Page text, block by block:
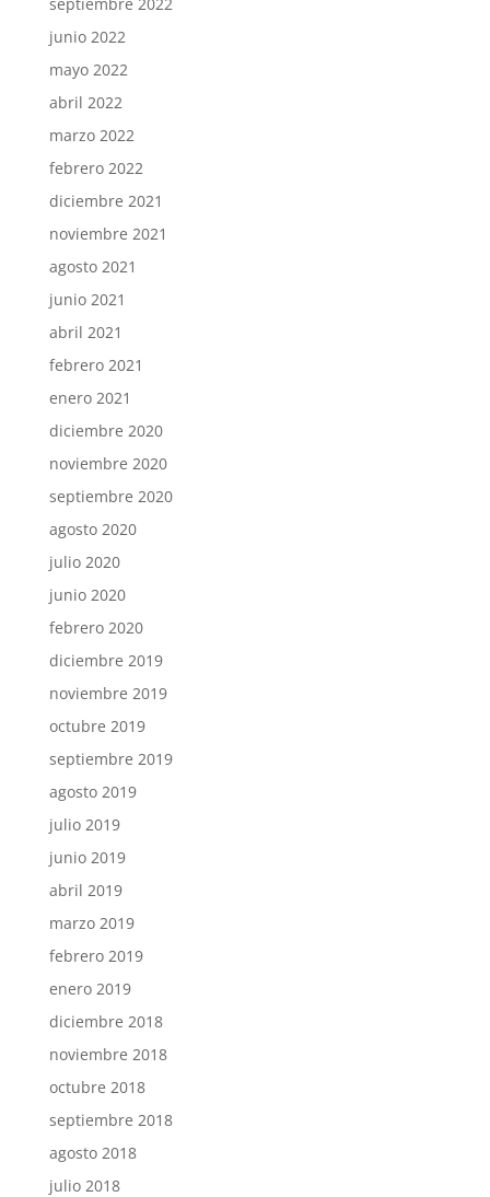
junio 2022
mayo 2022
abril 2022
marzo 2022
febrero 2022
diciembre 2021
noviembre 2021
agosto 2021
junio 2021
abril 2021
febrero 2021
enero 2021
diciembre 2020
noviembre 2020
septiembre 2020
agosto 2020
julio 2020
junio 2020
febrero 2020
diciembre 2019
noviembre 2019
octubre 2019
septiembre 2019
agosto 2019
julio 2019
junio 2019
abril 2019
marzo 2019
febrero 2019
enero 2019
diciembre 2018
noviembre 2018
octubre 2018
septiembre 2018
agosto 2018
julio 2018